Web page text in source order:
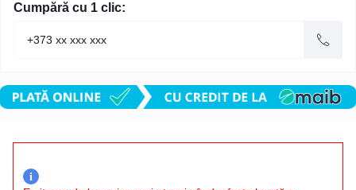
Cumpără cu 1 clic:
i